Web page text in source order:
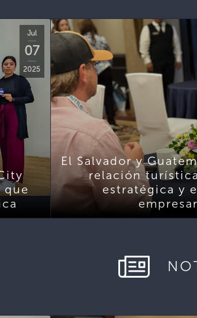
Jul
07
2025
El Salvador y
relación
estratégica y